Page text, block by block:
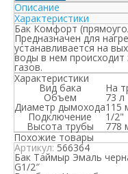
Описание
Характеристики
Бак Комфорт
Предназначен для
устанавливается на
воды в нем происходит
газов.
Характеристики
Вид бака На
Объем 73 л
Диаметр дымохода115
Подключение 1/2"
Высота трубы
778
Похожие товары
Артикул:566364
Бак Таймыр Эмаль
G1/2″